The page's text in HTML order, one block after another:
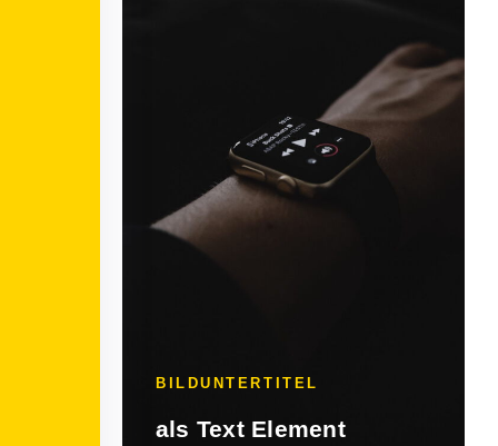
BILDUNTERTITEL
als Text Element